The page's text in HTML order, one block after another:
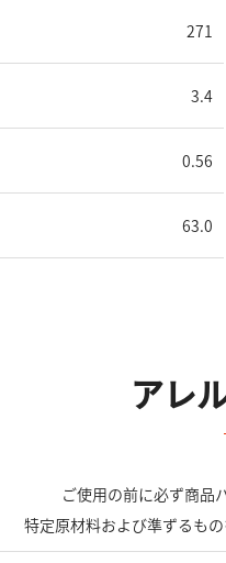
271
3.4
0.56
63.0
アレ
ご使用の前に必ず商品
特定原材料および準ずるも